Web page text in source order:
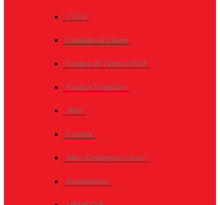
CGDI
Clonador de Llaves
Equipos de Fabrica OEM
Equipos Originales
JMD
Lonsdor
MK3 Desbloqueo Llaves
Remunlocker